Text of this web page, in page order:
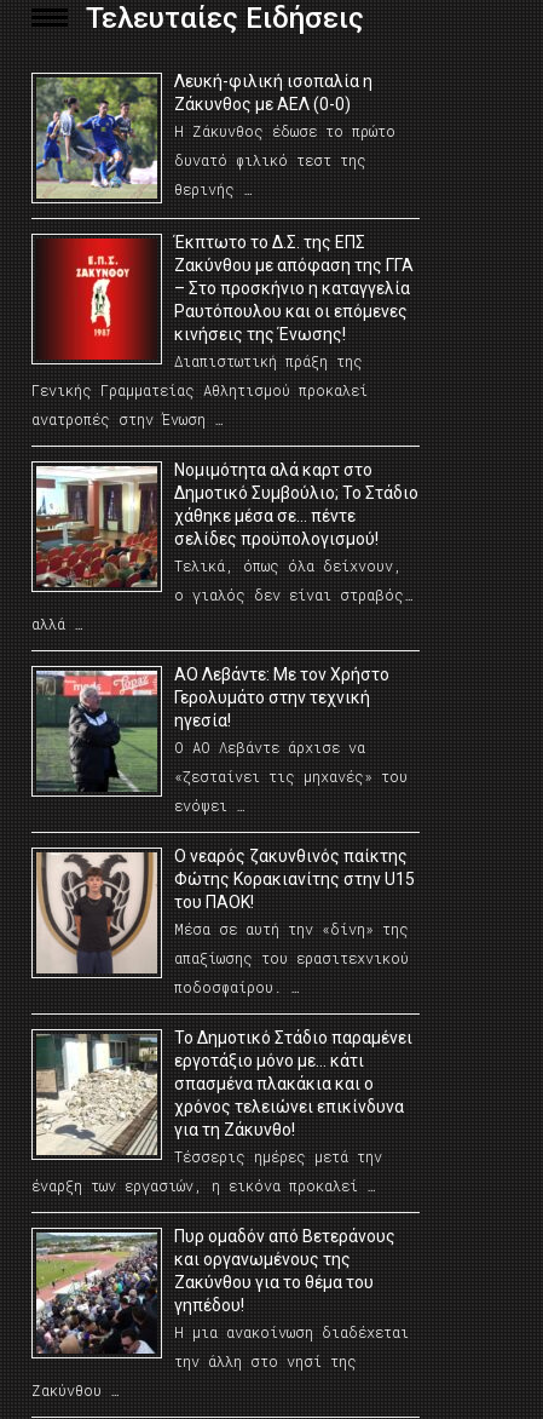
Τελευταίες Ειδήσεις
Λευκή-φιλική ισοπαλία η
Ζάκυνθος με ΑΕΛ (0-0)
Η Ζάκυνθος έδωσε το πρώτο
δυνατό φιλικό τεστ της
θερινής …
Έκπτωτο το Δ.Σ. της ΕΠΣ
Ζακύνθου με απόφαση της ΓΓΑ
– Στο προσκήνιο η καταγγελία
Ραυτόπουλου και οι επόμενες
κινήσεις της Ένωσης!
Διαπιστωτική πράξη της
Γενικής Γραμματείας Αθλητισμού προκαλεί
ανατροπές στην Ένωση …
Νομιμότητα αλά καρτ στο
Δημοτικό Συμβούλιο; Το Στάδιο
χάθηκε μέσα σε… πέντε
σελίδες προϋπολογισμού!
Τελικά, όπως όλα δείχνουν,
ο γιαλός δεν είναι στραβός…
αλλά …
ΑΟ Λεβάντε: Με τον Χρήστο
Γερολυμάτο στην τεχνική
ηγεσία!
Ο ΑΟ Λεβάντε άρχισε να
«ζεσταίνει τις μηχανές» του
ενόψει …
O νεαρός ζακυνθινός παίκτης
Φώτης Κορακιανίτης στην U15
του ΠΑΟΚ!
Μέσα σε αυτή την «δίνη» της
απαξίωσης του ερασιτεχνικού
ποδοσφαίρου. …
Το Δημοτικό Στάδιο παραμένει
εργοτάξιο μόνο με… κάτι
σπασμένα πλακάκια και ο
χρόνος τελειώνει επικίνδυνα
για τη Ζάκυνθο!
Τέσσερις ημέρες μετά την
έναρξη των εργασιών, η εικόνα προκαλεί …
Πυρ ομαδόν από Βετεράνους
και οργανωμένους της
Ζακύνθου για το θέμα του
γηπέδου!
Η μια ανακοίνωση διαδέχεται
την άλλη στο νησί της
Ζακύνθου …